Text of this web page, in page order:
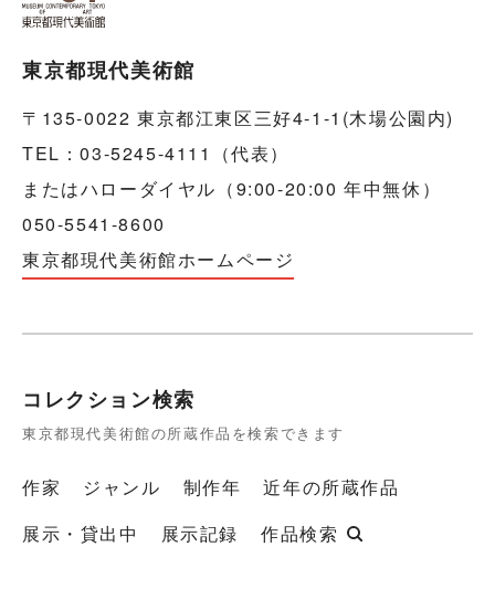
東京都現代美術館
〒135-0022 東京都江東区三好4-1-1(木場公園内)
TEL：03-5245-4111（代表）
またはハローダイヤル（9:00-20:00 年中無休）
050-5541-8600
東京都現代美術館ホームページ
コレクション検索
東京都現代美術館の所蔵作品を検索できます
作家 ジャンル 制作年
近年の所蔵作品
展示・貸出中
展示記録 作品検索